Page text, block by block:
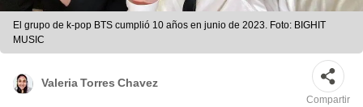
El grupo de k-pop BTS cumplió 10 años en junio de 2023. Foto: BIGHIT
MUSIC
Valeria Torres Chavez
Compartir